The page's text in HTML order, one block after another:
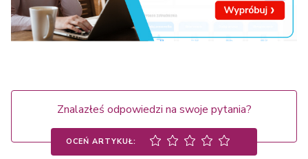
Znalazłeś odpowiedzi na swoje pytania?
OCEŃ ARTYKUŁ: